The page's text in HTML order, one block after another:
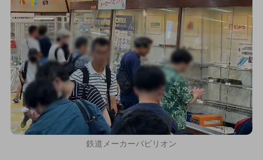
鉄道メーカーパビリオン